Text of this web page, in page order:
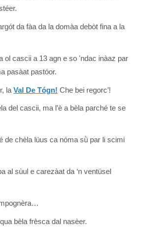
da fàa da la domàa debòt fina a la
ol cascii a 13 agn e so 'ndac inàaz par
pasàat pastóor.
la Val De Tógn! Che bei regorc’!
del cascii, ma l’è a bèla parché te se
de chèla lüus ca nóma sǜ par li scimi
al sùul e carezàat da ‘n ventüsel
bèla frèsca dal nasèer.